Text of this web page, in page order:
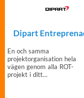
Dipart
En och samma
projektorganisation hela
vägen genom alla ROT-
projekt i ditt